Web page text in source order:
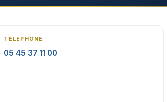
TÉLÉPHONE
05 45 37 11 00